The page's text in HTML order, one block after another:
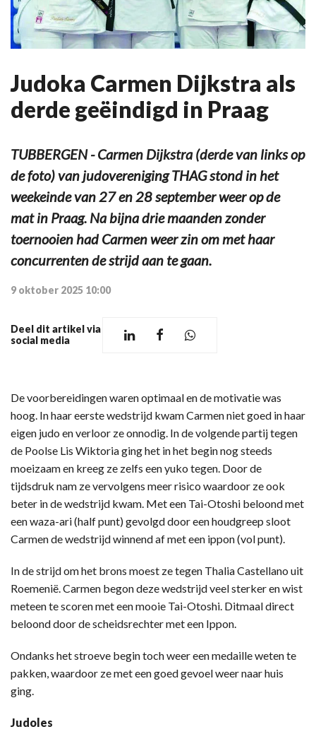
Judoka Carmen Dijkstra als
derde geëindigd in Praag
TUBBERGEN - Carmen Dijkstra (derde van links op
de foto) van judovereniging THAG stond in het
weekeinde van 27 en 28 september weer op de
mat in Praag. Na bijna drie maanden zonder
toernooien had Carmen weer zin om met haar
concurrenten de strijd aan te gaan.
9 oktober 2025 10:00
Deel dit artikel via
social media
De voorbereidingen waren optimaal en de motivatie was
hoog. In haar eerste wedstrijd kwam Carmen niet goed in haar
eigen judo en verloor ze onnodig. In de volgende partij tegen
de Poolse Lis Wiktoria ging het in het begin nog steeds
moeizaam en kreeg ze zelfs een yuko tegen. Door de
tijdsdruk nam ze vervolgens meer risico waardoor ze ook
beter in de wedstrijd kwam. Met een Tai-Otoshi beloond met
een waza-ari (half punt) gevolgd door een houdgreep sloot
Carmen de wedstrijd winnend af met een ippon (vol punt).
In de strijd om het brons moest ze tegen Thalia Castellano uit
Roemenië. Carmen begon deze wedstrijd veel sterker en wist
meteen te scoren met een mooie Tai-Otoshi. Ditmaal direct
beloond door de scheidsrechter met een Ippon.
Ondanks het stroeve begin toch weer een medaille weten te
pakken, waardoor ze met een goed gevoel weer naar huis
ging.
Judoles